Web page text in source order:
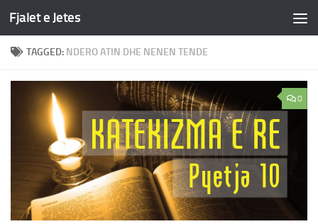
Skip to content
Fjalet e Jetes
TAGGED: NDERO ATIN DHE NENEN TENDE
0